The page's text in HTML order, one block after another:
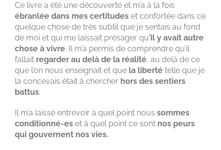
Ce livre a été une découverte et m’a à la fois
ébranlée dans mes certitudes et confortée dans ce
quelque chose de très subtil que je sentais au fond
de moi et qui me laissait présager qu’il y avait autre
chose à vivre. Il m’a permis de comprendre qu’il
fallait regarder au delà de la réalité, au delà de ce
que l’on nous enseignait et que la liberté telle que je
la concevais était à chercher hors des sentiers
battus.
Il m’a laissé entrevoir à quel point nous sommes
conditionné-es et à quel point ce sont nos peurs
qui gouvernent nos vies.